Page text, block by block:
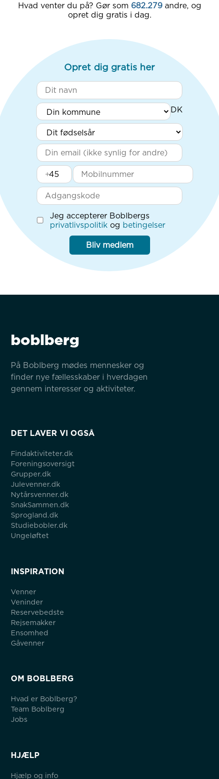
Hvad venter du på? Gør som 682.279 andre, og
opret dig gratis i dag.
Opret dig gratis her
+
Jeg accepterer Boblbergs
privatlivspolitik og betingelser
Bliv medlem
boblberg
På Boblberg mødes mennesker og
finder nye fællesskaber i hverdagen
gennem interesser og aktiviteter.
DET LAVER VI OGSÅ
Findaktiviteter.dk
Foreningsoversigt
Grupper.dk
Julevenner.dk
Nytårsvenner.dk
SnakSammen.dk
Sprogland.dk
Studiebobler.dk
Ungeløftet
INSPIRATION
Venner
Veninder
Reservebedste
Rejsemakker
Ensomhed
Gåvenner
OM BOBLBERG
Hvad er Boblberg?
Team Boblberg
Jobs
HJÆLP
Hjælp og info